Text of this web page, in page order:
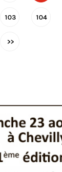
103 104
>>